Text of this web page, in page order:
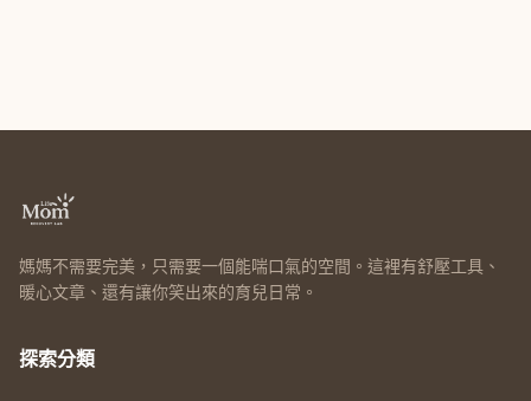
媽媽不需要完美，只需要一個能喘口氣的空間。這裡有舒壓工具、
暖心文章、還有讓你笑出來的育兒日常。
探索分類